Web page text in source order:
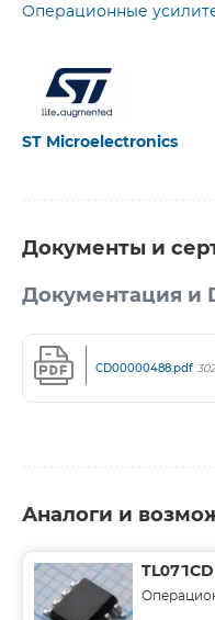
Операционные
ST Microelectronics
Документы и
Документация и
CD00000488.pdf
Аналоги и
TL071CD